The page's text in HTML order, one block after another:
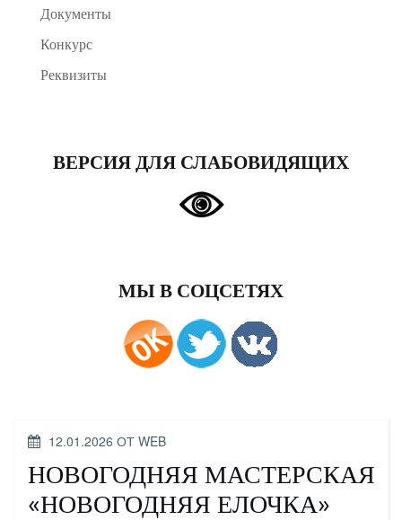
Документы
Конкурс
Реквизиты
ВЕРСИЯ ДЛЯ СЛАБОВИДЯЩИХ
МЫ В СОЦСЕТЯХ
ОПУБЛИКОВАНО
12.01.2026 ОТ WEB
НОВОГОДНЯЯ МАСТЕРСКАЯ
«НОВОГОДНЯЯ ЕЛОЧКА»